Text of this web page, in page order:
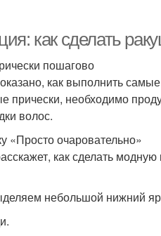
как сделать
пошагово
как выполнить
прически, необходимо
волос.
«Просто очаровательно»
как сделать
небольшой нижний